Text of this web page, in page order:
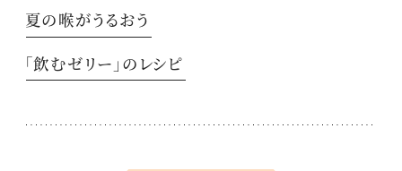
夏の喉がうるおう
「飲むゼリー」のレシピ